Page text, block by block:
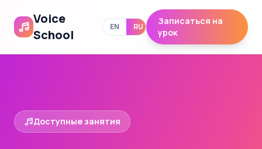
Voice
School
EN RU
Записаться на
урок
Доступные занятия